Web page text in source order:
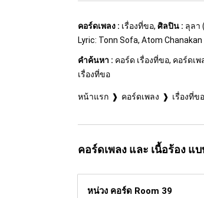
คอร์ดเพลง : เรื่องที่ขอ, ศิลปิน : ลุลา
Lyric: Tonn Sofa, Atom
คำค้นหา : คอร์ด เรื่องที่ขอ, คอร์ดเพ
เรื่องที่ขอ
หน้าแรก คอร์ดเพลง เรื่องที่ข
คอร์ดเพลง และ เนื้อร้อง แ
หน่วง คอร์ด Room 39